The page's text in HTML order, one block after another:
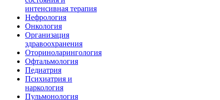
интенсивная терапия
Нефрология
Онкология
Организация
здравоохранения
Оториноларингология
Офтальмология
Педиатрия
Психиатрия и
наркология
Пульмонология